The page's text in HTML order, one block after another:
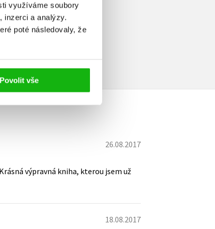
využíváme soubory
inzerci a analýzy.
poté následovaly, že
Povolit vše
26.08.2017
výpravná kniha, kterou jsem už
18.08.2017